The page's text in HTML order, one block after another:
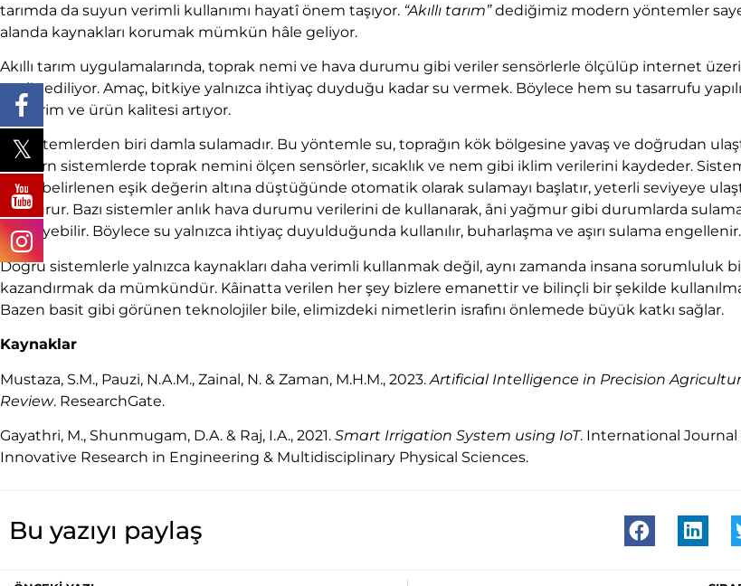
tarımda da suyun verimli kullanımı hayatî önem taşıyor. “Akıllı tarım”dediğimiz modern yöntemler
alanda kaynakları korumak mümkün hâle geliyor.
Akıllı tarım uygulamalarında, toprak nemi ve hava durumu gibi veriler sensörlerle ölçülüp internet
analiz ediliyor. Amaç, bitkiye yalnızca ihtiyaç duyduğu kadar su vermek. Böylece hem su tasarrufu
de verim ve ürün kalitesi artıyor.
Bu sistemlerden biri damla sulamadır. Bu yöntemle su, toprağın kök bölgesine yavaş ve doğrudan
Modern sistemlerde toprak nemini ölçen sensörler, sıcaklık ve nem gibi iklim verilerini kaydeder.
nemi belirlenen eşik değerin altına düştüğünde otomatik olarak sulamayı başlatır, yeterli seviyeye
durdurur. Bazı sistemler anlık hava durumu verilerini de kullanarak, âni yağmur gibi durumlarda
erteleyebilir. Böylece su yalnızca ihtiyaç duyulduğunda kullanılır, buharlaşma ve aşırı sulama engellenir.
Doğru sistemlerle yalnızca kaynakları daha verimli kullanmak değil, aynı zamanda insana sorumluluk
kazandırmak da mümkündür. Kâinatta verilen her şey bizlere emanettir ve bilinçli bir şekilde
Bazen basit gibi görünen teknolojiler bile, elimizdeki nimetlerin israfını önlemede büyük katkı sağlar.
Kaynaklar
Mustaza, S.M., Pauzi, N.A.M., Zainal, N. & Zaman, M.H.M., 2023. Artificial Intelligence in Precision
Review. ResearchGate.
Gayathri, M., Shunmugam, D.A. & Raj, I.A., 2021. Smart Irrigation System using IoT. International Journal
Innovative Research in Engineering & Multidisciplinary Physical Sciences.
Bu yazıyı paylaş